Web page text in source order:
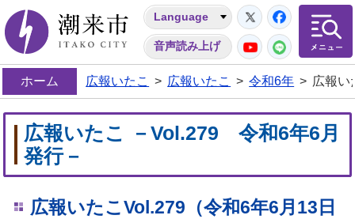
潮来市
Language
音声読み上げ
Twitter
YouTube
LINE
ホーム 広報いたこ > 広報いたこ > 令和6年 > 広報
広報いたこ －Vol.279 令和6年6月
発行－
広報いたこVol.279 （令和6年6 月13 日